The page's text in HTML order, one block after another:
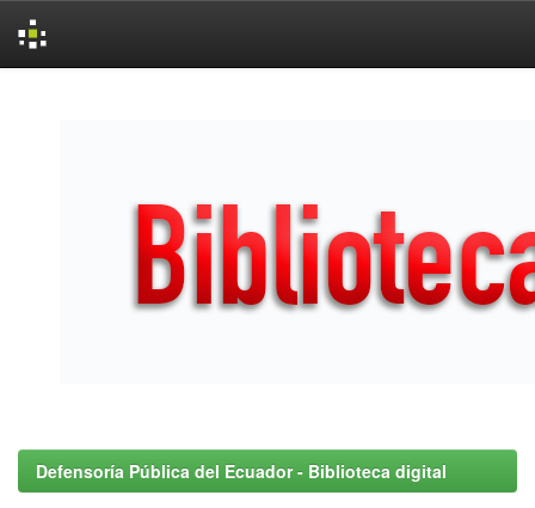
Defensoría Pública del Ecuador - Biblioteca digital